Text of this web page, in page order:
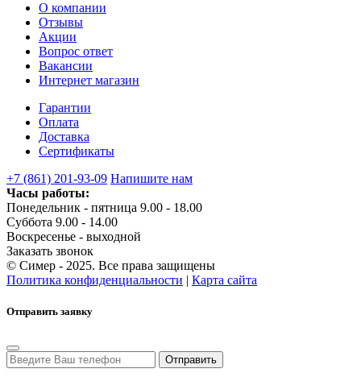
О компании
Отзывы
Акции
Вопрос ответ
Вакансии
Интернет магазин
Гарантии
Оплата
Доставка
Сертификаты
+7 (861) 201-93-09 Напишите нам
Часы работы:
Понедельник - пятница 9.00 - 18.00
Суббота 9.00 - 14.00
Воскресенье - выходной
Заказать звонок
© Симер - 2025. Все права защищены
Политика конфиденциальности | Карта сайта
Отправить заявку